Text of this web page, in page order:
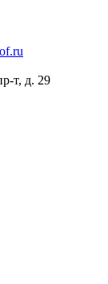
т, д. 29